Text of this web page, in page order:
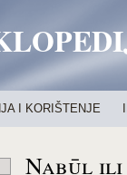
I KORIŠTENJE
Nabūl ili